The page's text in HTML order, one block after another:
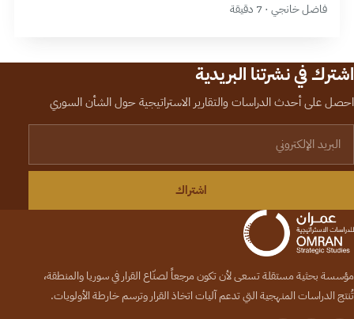
فاضل خانجي · 7 دقيقة
اشترك في نشرتنا البريدية
احصل على أحدث الدراسات والتقارير الاستراتيجية حول الشأن السوري
اشتراك
مؤسسة بحثية مستقلة تسعى لأن تكون مرجعاً لصنّاع القرار في سوريا والمنطقة،
تُنتج الدراسات المنهجية التي تدعم آليات اتخاذ القرار وترسم خارطة الأولويات.